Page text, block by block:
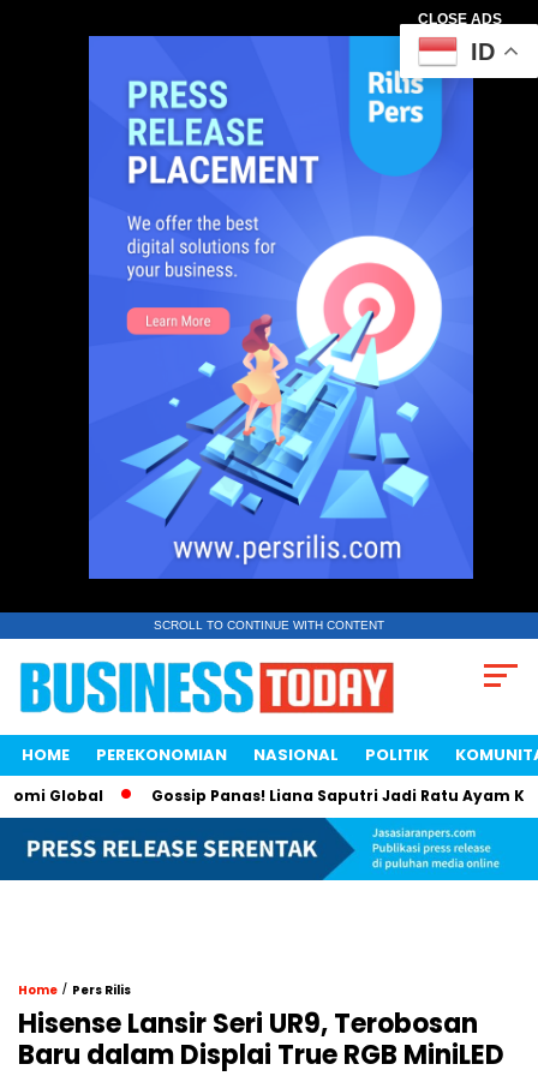
CLOSE ADS
SCROLL TO CONTINUE WITH CONTENT
HOME PEREKONOMIAN NASIONAL POLITIK
Global Gossip Panas! Liana Saputri Jadi Ratu Ayam KFC
Home / Pers Rilis
Hisense Lansir Seri UR9, Terobosan
Baru dalam Displai True RGB MiniLED
ID